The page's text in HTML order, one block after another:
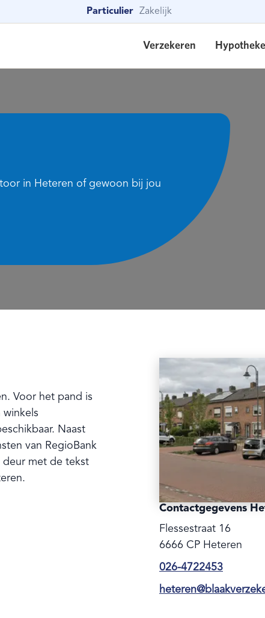
Particulier Zakelijk
Verzekeren
in Heteren of gewoon bij jou
Voor het pand is
Naast
van RegioBank
deur met de tekst
Contactgegevens
Flessestraat 16
6666 CP Heteren
026-4722453